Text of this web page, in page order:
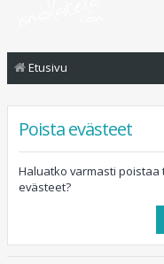
Etusivu
Poista evästeet
Haluatko varmasti
evästeet?